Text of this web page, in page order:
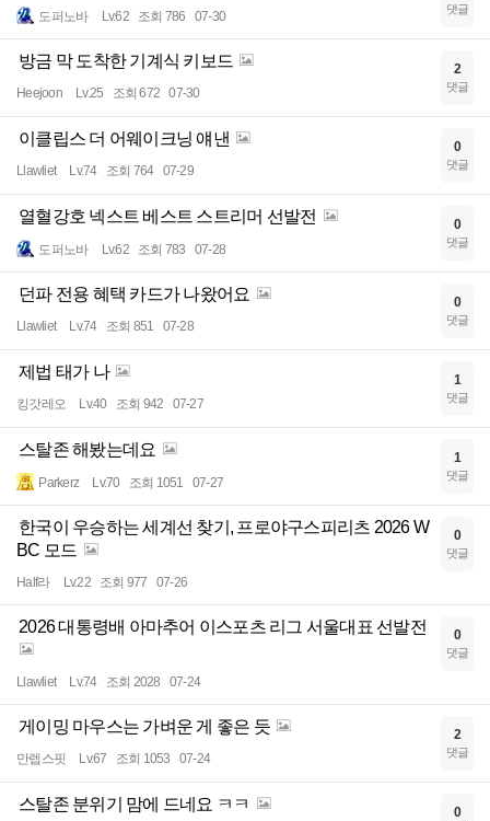
도퍼노바 Lv.62 조회 786 07-30 댓글
방금 막 도착한 기계식 키보드
Heejoon Lv.25 조회 672 07-30
2
댓글
이클립스 더 어웨이크닝 얘낸
Llawliet Lv.74 조회 764 07-29
0
댓글
열혈강호 넥스트 베스트 스트리머 선발전
도퍼노바 Lv.62 조회 783 07-28
0
댓글
던파 전용 혜택 카드가 나왔어요
Llawliet Lv.74 조회 851 07-28
0
댓글
제법 태가 나
킹갓레오 Lv.40 조회 942 07-27
1
댓글
스탈존 해봤는데요
Parkerz Lv.70 조회 1051 07-27
1
댓글
한국이 우승하는 세계선 찾기, 프로야구스피리츠 2026 W
BC 모드
Half라 Lv.22 조회 977 07-26
0
댓글
2026 대통령배 아마추어 이스포츠 리그 서울대표 선발전
Llawliet Lv.74 조회 2028 07-24
0
댓글
게이밍 마우스는 가벼운 게 좋은 듯
만렙스핏 Lv.67 조회 1053 07-24
2
댓글
스탈존 분위기 맘에 드네요 ㅋㅋ 0